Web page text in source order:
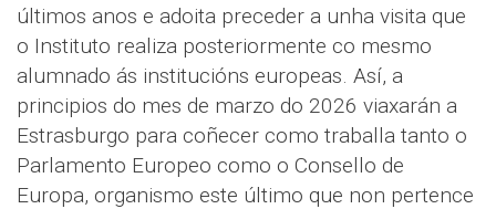
últimos anos e adoita preceder a unha visita que
o Instituto realiza posteriormente co mesmo
alumnado ás institucións europeas. Así, a
principios do mes de marzo do 2026 viaxarán a
Estrasburgo para coñecer como traballa tanto o
Parlamento Europeo como o Consello de
Europa, organismo este último que non pertence